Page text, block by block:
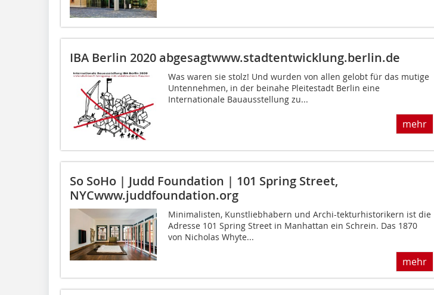
IBA Berlin 2020 abgesagtwww.stadtentwicklung.berlin.de
Was waren sie stolz! Und wurden von allen gelobt für das mutige
Untennehmen, in der beinahe Pleitestadt Berlin eine
Internationale Bauausstellung zu...
mehr
So SoHo | Judd Foundation | 101 Spring Street,
NYCwww.juddfoundation.org
Minimalisten, Kunstliebhabern und Archi-tektur­historikern ist die
Adresse 101 Spring Street in Manhattan ein Schrein. Das 1870
von Nicholas Whyte...
mehr